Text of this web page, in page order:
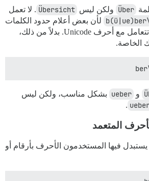
Über ولكن ليس Übersicht . لا تعمل
لأن بعض أعلام حدود الكلمات
في JavaScript regex لا تتعامل مع أحرف Unicode. بدلاً من ذلك،
الخاصة.
و ueber بشكل مناسب، ولكن ليس
.
المتعمد
فيها المستخدمون الأحرف بأرقام أو